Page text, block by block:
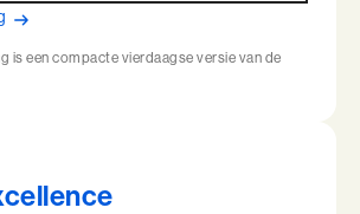
(BaakBoost)
(BaakBoost)
is een compacte vierdaagse versie van de